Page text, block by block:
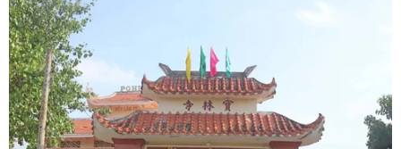
Mỹ bán đồng euro để hỗ trợ Nhật
Bản vực dậy đồng yen
03/08/2026 15:34